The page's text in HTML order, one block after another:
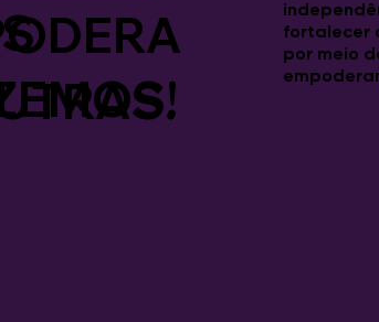
fortalecer
por meio